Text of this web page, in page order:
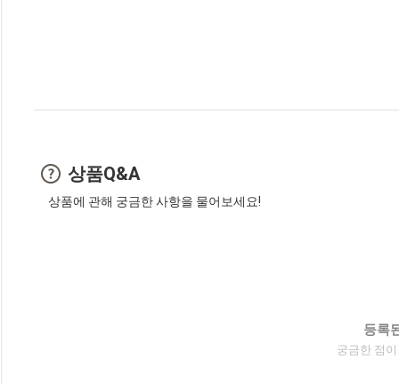
상품Q&A
상품에 관해 궁금한 사항을 물어보세요!
등록
궁금한 점